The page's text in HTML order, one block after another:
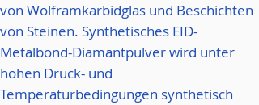
von Wolframkarbidglas und Beschichten
von Steinen. Synthetisches EID-
Metalbond-Diamantpulver wird unter
hohen Druck- und
Temperaturbedingungen synthetisch